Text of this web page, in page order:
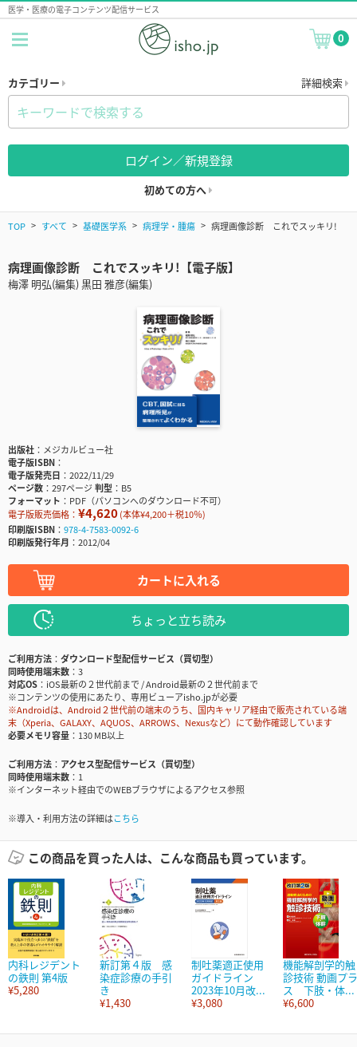
医学・医療の電子コンテンツ配信サービス
0
カテゴリー 詳細検索
ログイン／新規登録
初めての方へ
TOP すべて 基礎医学系 病理学・腫瘍 病理画像診断 これでスッキリ!
病理画像診断 これでスッキリ!【電子版】
梅澤 明弘(編集) 黒田 雅彦(編集)
出版社
メジカルビュー社
電子版ISBN
電子版発売日
2022/11/29
ページ数
297ページ判型
B5
フォーマット
PDF（パソコンへのダウンロード不可）
電子版販売価格： ¥4,620(本体¥4,200＋税10％)
印刷版ISBN
978-4-7583-0092-6
印刷版発行年月
2012/04
カートに入れる
ちょっと立ち読み
ご利用方法
ダウンロード型配信サービス（買切型）
同時使用端末数
3
対応OS
iOS最新の２世代前まで / Android最新の２世代前まで
※コンテンツの使用にあたり、専用ビューアisho.jpが必要
※Androidは、Android２世代前の端末のうち、国内キャリア経由で販売されている端
末（Xperia、GALAXY、AQUOS、ARROWS、Nexusなど）にて動作確認しています
必要メモリ容量
130 MB以上
ご利用方法
アクセス型配信サービス（買切型）
同時使用端末数
1
※インターネット経由でのWEBブラウザによるアクセス参照
※導入・利用方法の詳細はこちら
この商品を買った人は、こんな商品も買っています。
内科レジデント
の鉄則 第4版
¥5,280
新訂第４版 感
染症診療の手引
き
¥1,430
制吐薬適正使用
ガイドライン
2023年10月改...
¥3,080
機能解剖学的触
診技術 動画プラ
ス 下肢・体...
¥6,600